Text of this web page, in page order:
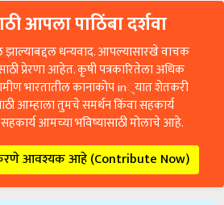
आपला पाठिंबा दर्शवा
झाल्याबद्दल धन्यवाद. आपल्यासारखे वाचक
प्रेरणा आहेत. कृषी पत्रकारितेला अधिक
भारतातील कानाकोप in्यात शेतकरी
आम्हाला तुमचे समर्थन किंवा सहकार्य
आमच्या भविष्यासाठी मोलाचे आहे.
आवश्यक आहे (Contribute Now)